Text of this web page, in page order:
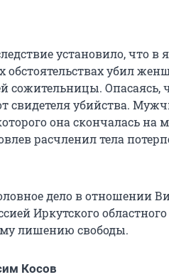
установило, что
обстоятельствах убил
сожительницы.
свидетеля убийства.
она скончалась на
расчленил тела
дело в отношении
Иркутского
лишению свободы.
Косов